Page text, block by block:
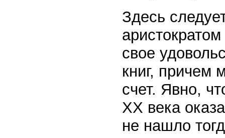
Здесь
свое
книг, причем
счет. Явно,
ХХ века
не нашло